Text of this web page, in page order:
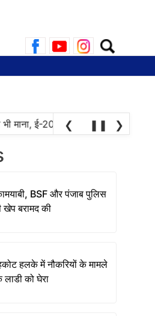
Search
for:
ई-20 में ज्यादा क्लोराइड और नमी के
❮ ❚❚ ❯
BSF और पंजाब पुलिस
खेप बरामद की
हलके में नौकरियों के मामले
लाडी को घेरा